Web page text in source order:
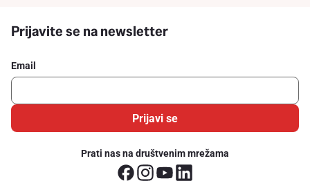
Prijavite se na newsletter
Email
Prijavi se
Prati nas na društvenim mrežama